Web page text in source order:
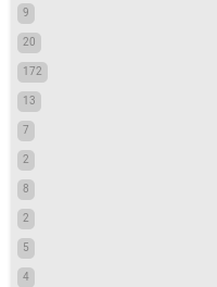
9
20
172
13
7
2
8
2
5
4